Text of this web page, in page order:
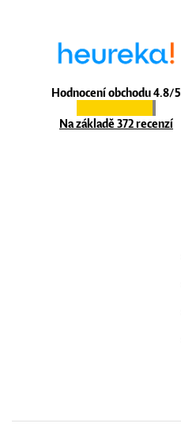
Hodnocení obchodu 4.8/5
Na základě 372 recenzí